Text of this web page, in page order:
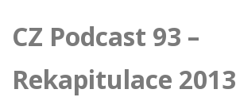
CZ Podcast 93 –
Rekapitulace 2013